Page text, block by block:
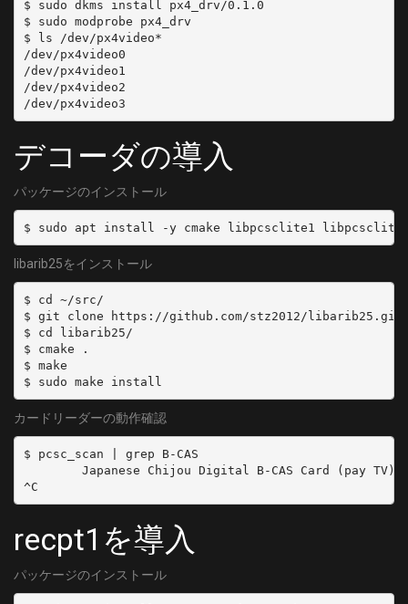
	MODULATION = QAM/AUTO
[34]
	DELIVERY_SYSTEM = DVBC/ANNEX_A
	FREQUENCY = 599000000
	DELIVERY_SYSTEM = DVBC/ANNEX_A
	SYMBOL_RATE = 5274000
	MODULATION = QAM/AUTO
	DELIVERY_SYSTEM = DVBC/ANNEX_A
	FREQUENCY = 611000000
	SYMBOL_RATE = 5274000
	MODULATION = QAM/AUTO
[37]
	SYMBOL_RATE = 5274000
[38]
	DELIVERY_SYSTEM = DVBC/ANNEX_A
	MODULATION = QAM/AUTO
[39]
	DELIVERY_SYSTEM = DVBC/ANNEX_A
- name: 'CATV:C15'
  type: SKY
  channel: 'C15'
- name: 'CATV:C16'
  type: SKY
- name: 'CATV:C17'
  type: SKY
  channel: 'C17'
- name: 'CATV:C18'
  type: SKY
- name: 'CATV:C19'
  type: SKY
  channel: 'C19'
- name: 'CATV:C20'
  channel: 'C20'
- name: 'CATV:C23'
  type: SKY
- name: 'CATV:C24'
  channel: 'C24'
- name: 'CATV:C25'
  type: SKY
$ sudo dkms install px4_drv/0.1.0
$ sudo modprobe px4_drv
$ ls /dev/px4video*
/dev/px4video0
/dev/px4video1
/dev/px4video2
デコーダの導入
パッケージのインストール
libarib25をインストール
$ cd ~/src/
$ git clone https://github.com/stz2012/libarib25.git
$ cd libarib25/
$ cmake .
$ make
カードリーダーの動作確認
$ pcsc_scan | grep B-CAS
        Japanese Chijou Digital B-CAS Card (pay TV)
recpt1を導入
パッケージのインストール